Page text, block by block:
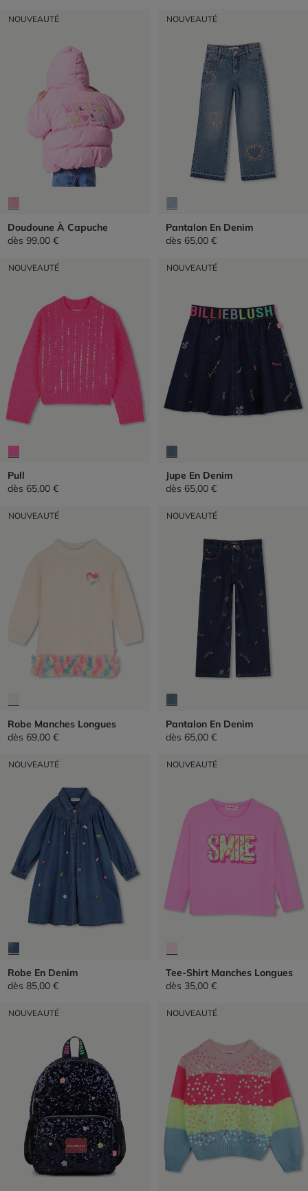
NOUVEAUTÉ
Doudoune À Capuche
dès 99,00 €
NOUVEAUTÉ
Pantalon En Denim
dès 65,00 €
NOUVEAUTÉ
Pull
dès 65,00 €
NOUVEAUTÉ
Jupe En Denim
dès 65,00 €
NOUVEAUTÉ
Robe Manches Longues
dès 69,00 €
NOUVEAUTÉ
Pantalon En Denim
dès 65,00 €
NOUVEAUTÉ
Robe En Denim
dès 85,00 €
NOUVEAUTÉ
Tee-Shirt Manches Longues
dès 35,00 €
NOUVEAUTÉ NOUVEAUTÉ